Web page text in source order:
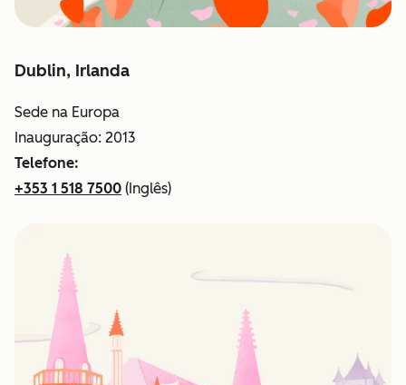
Dublin, Irlanda
Sede na Europa
Inauguração: 2013
Telefone:
+353 1 518 7500 (Inglês)